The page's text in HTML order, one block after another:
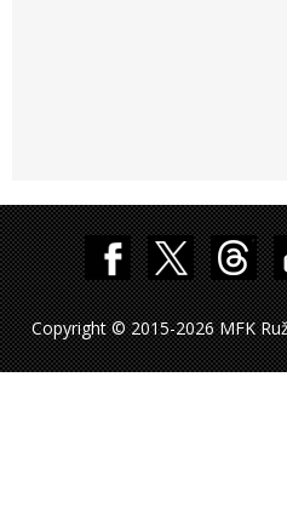
Copyright © 2015-2026 MFK